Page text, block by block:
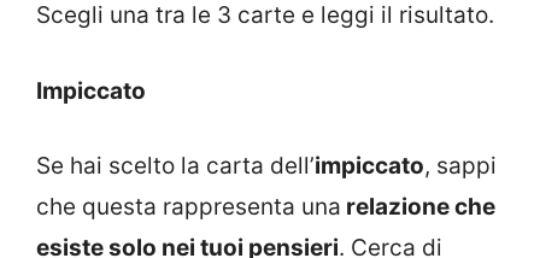
Scegli una tra le 3 carte e leggi il risultato.
Impiccato
Se hai scelto la carta dell’impiccato, sappi
che questa rappresenta una relazione che
esiste solo nei tuoi pensieri. Cerca di